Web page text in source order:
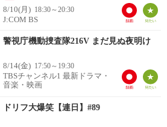
8/10(月) 18:30～20:30
J:COM BS
警視庁機動捜査隊216V まだ見ぬ夜明け
8/14(金) 17:50～19:30
TBSチャンネル1 最新ドラマ・
音楽・映画
ドリフ大爆笑【連日】#89